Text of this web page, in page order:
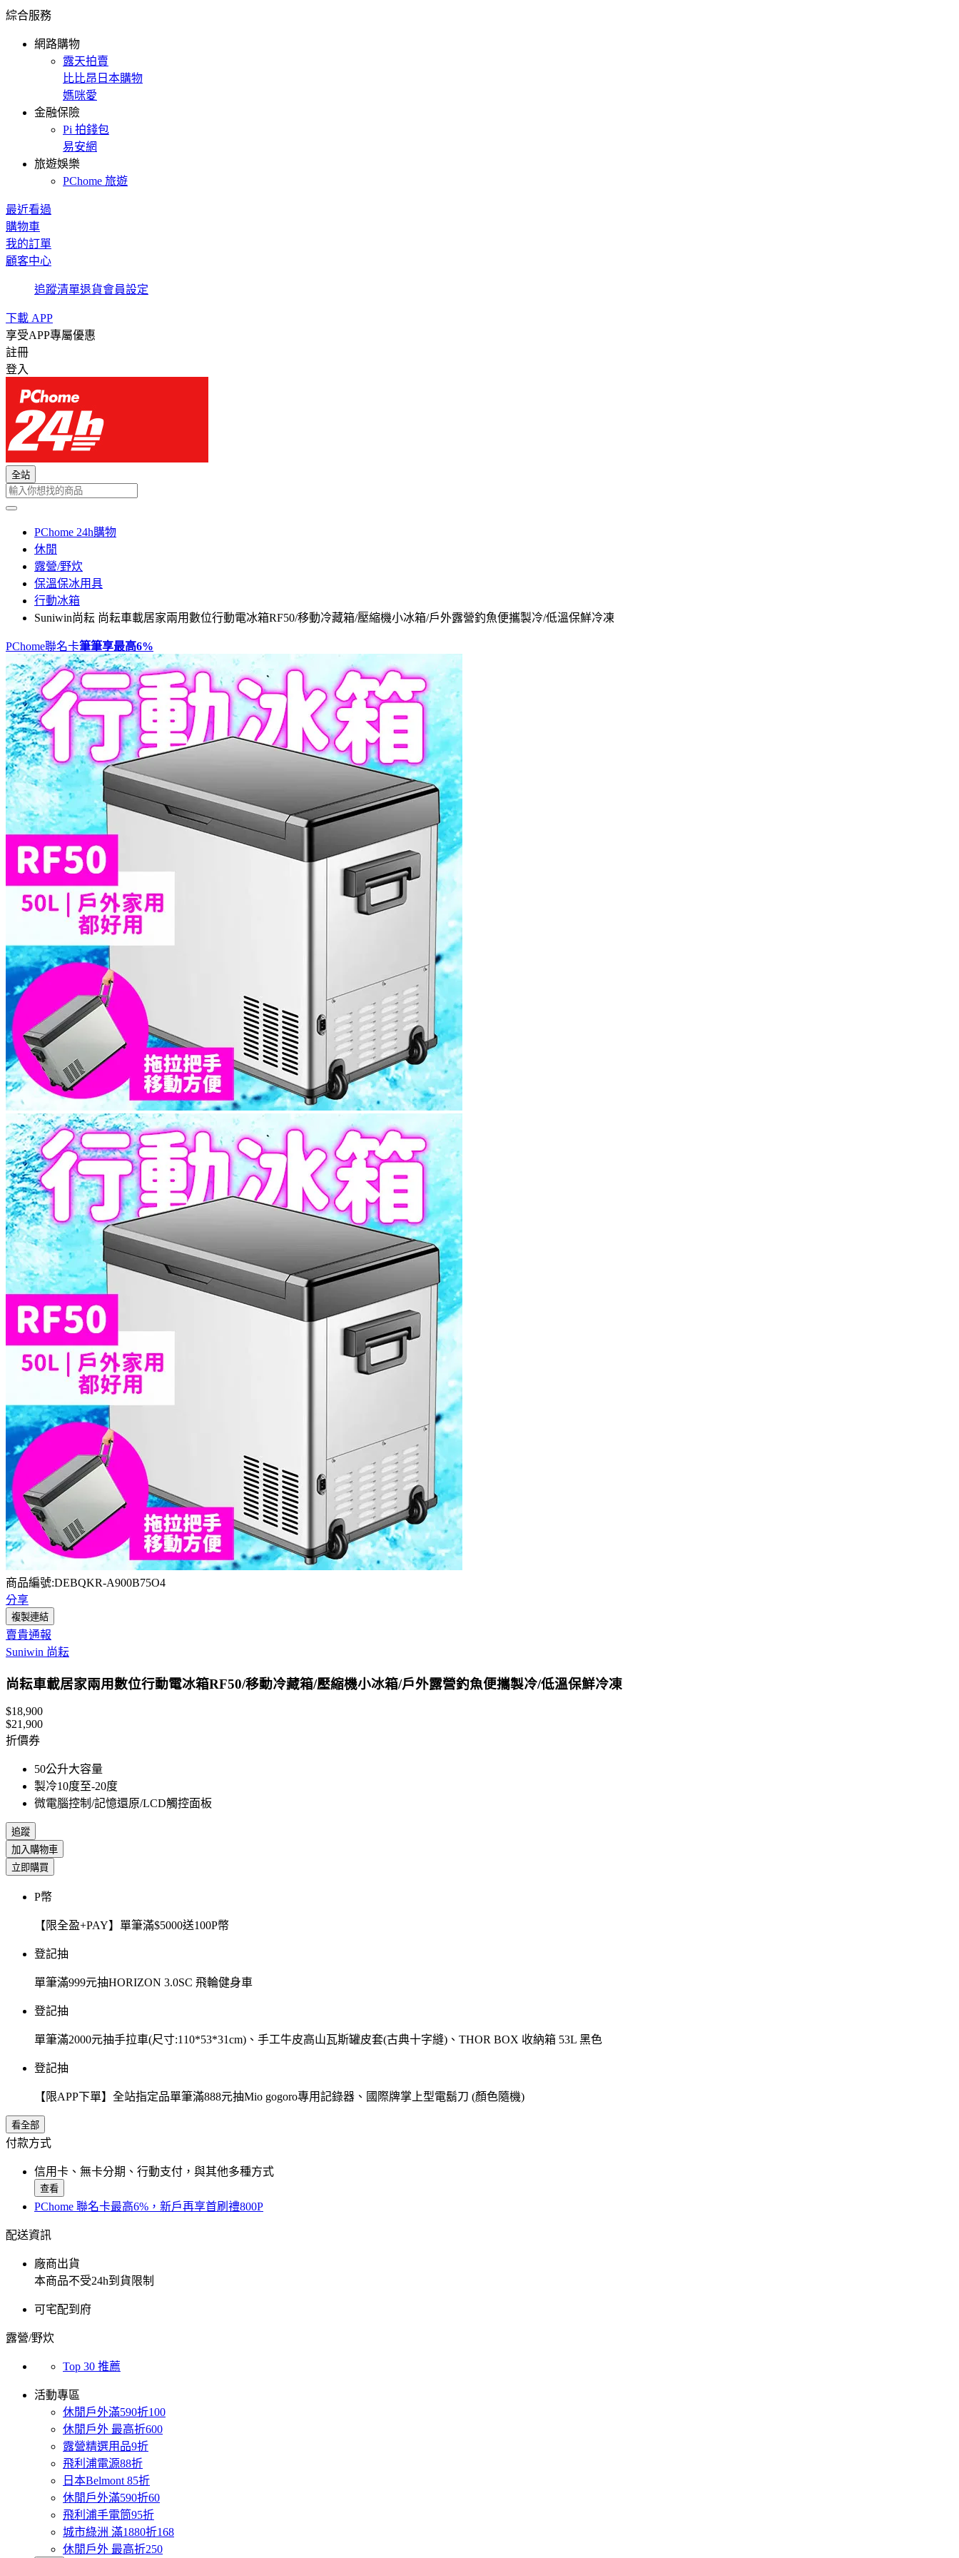
綜合服務
網路購物
露天拍賣
比比昂日本購物
媽咪愛
金融保險
Pi 拍錢包
易安網
旅遊娛樂
PChome 旅遊
最近看過
購物車
我的訂單
顧客中心
追蹤清單退貨會員設定
下載 APP
享受APP專屬優惠
註冊
登入
全站
PChome 24h購物
休閒
露營/野炊
保溫保冰用具
行動冰箱
Suniwin尚耘 尚耘車載居家兩用數位行動電冰箱RF50/移動冷藏箱/壓縮機小冰箱/戶外露營釣魚便攜製冷/低溫保鮮冷凍
PChome聯名卡筆筆享最高6%
商品編號:DEBQKR-A900B75O4
分享
複製連結
賣貴通報
Suniwin 尚耘
尚耘車載居家兩用數位行動電冰箱RF50/移動冷藏箱/壓縮機小冰箱/戶外露營釣魚便攜製冷/低溫保鮮冷凍
$18,900
$21,900
折價券
50公升大容量
製冷10度至-20度
微電腦控制/記憶還原/LCD觸控面板
追蹤
加入購物車
立即購買
P幣
【限全盈+PAY】單筆滿$5000送100P幣
登記抽
單筆滿999元抽HORIZON 3.0SC 飛輪健身車
登記抽
單筆滿2000元抽手拉車(尺寸:110*53*31cm)、手工牛皮高山瓦斯罐皮套(古典十字縫)、THOR BOX 收納箱 53L 黑色
登記抽
【限APP下單】全站指定品單筆滿888元抽Mio gogoro專用記錄器、國際牌掌上型電鬍刀 (顏色隨機)
看全部
付款方式
信用卡、無卡分期、行動支付，與其他多種方式
查看
PChome 聯名卡最高6%，新戶再享首刷禮800P
配送資訊
廠商出貨
本商品不受24h到貨限制
可宅配到府
露營/野炊
Top 30 推薦
活動專區
休閒戶外滿590折100
休閒戶外 最高折600
露營精選用品9折
飛利浦電源88折
日本Belmont 85折
休閒戶外滿590折60
飛利浦手電筒95折
城市綠洲 滿1880折168
休閒戶外 最高折250